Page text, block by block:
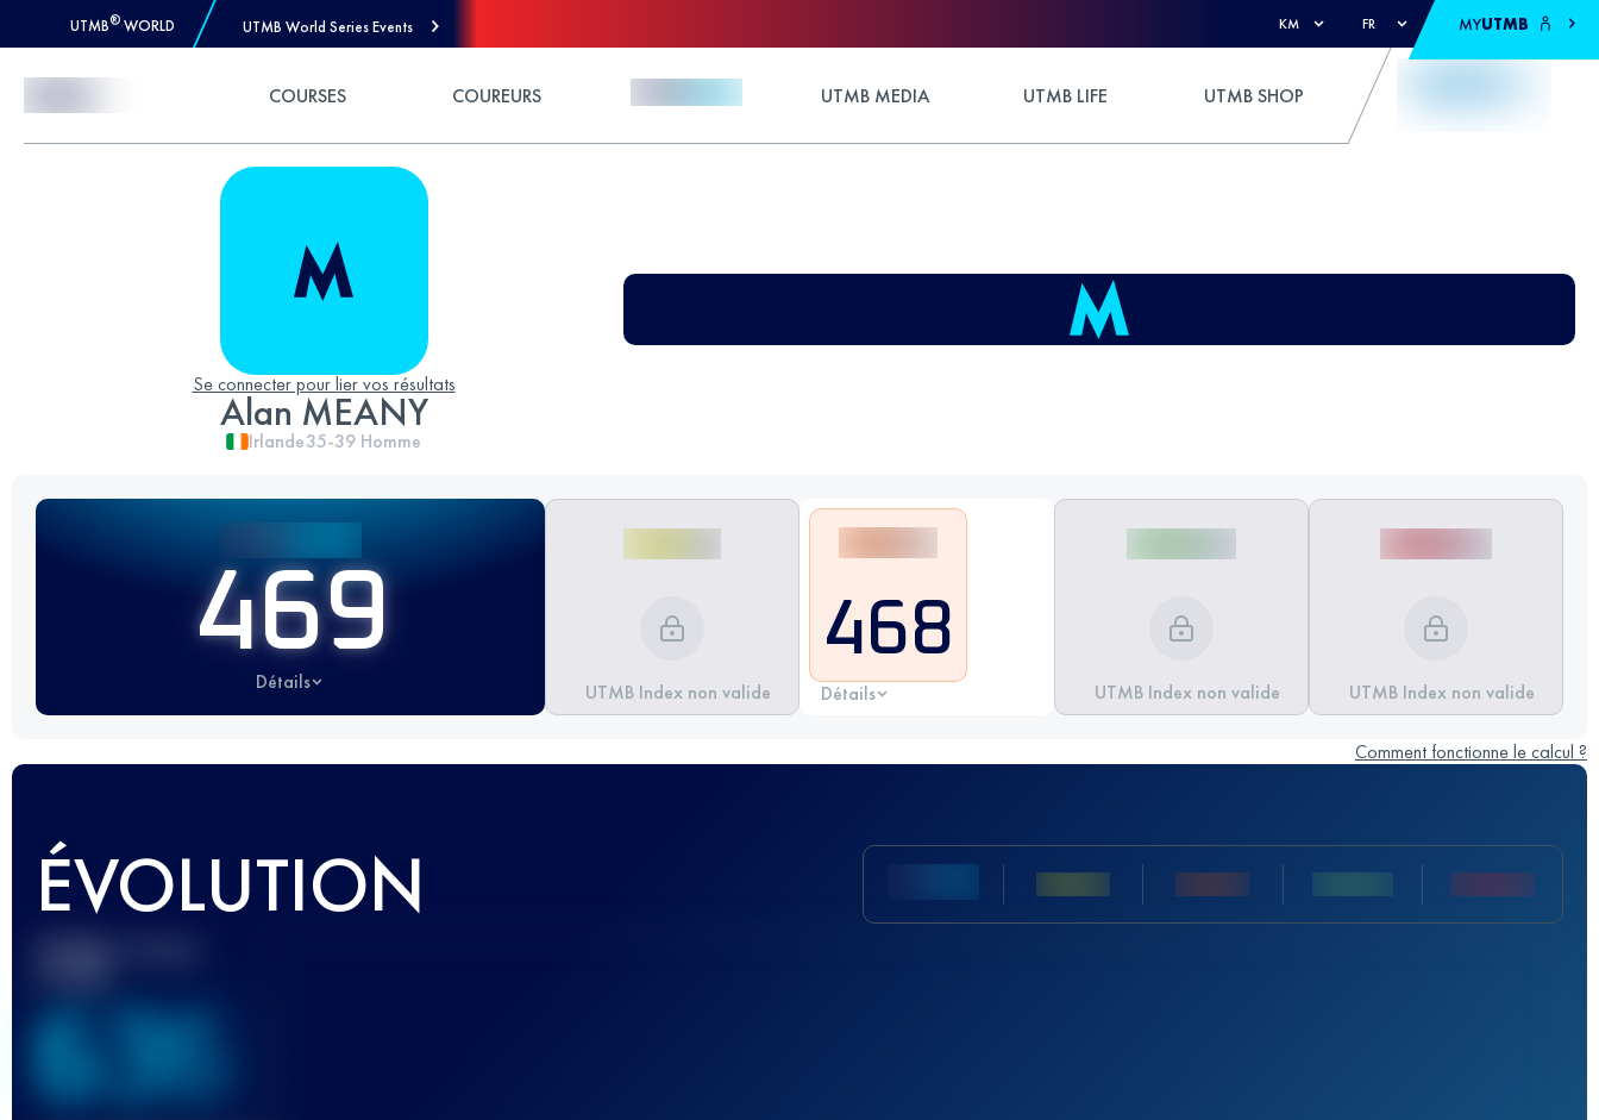
UTMB® WORLD UTMB World Series Events KM FR MYUTMB
COURSES COUREURS UTMB MEDIA UTMB LIFE UTMB SHOP
Se connecter pour lier vos résultats
Alan MEANY
Irlande35-39 Homme
469
Détails UTMB Index non valide
468
Détails UTMB Index non valide UTMB Index non valide
Comment fonctionne le calcul ?
ÉVOLUTION
Meilleur Score
636